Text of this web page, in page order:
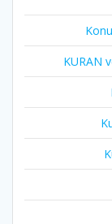
KURAN